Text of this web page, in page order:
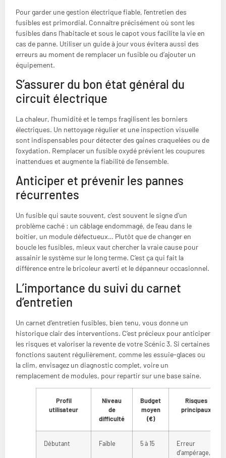
Pour garder une gestion électrique fiable, l’entretien des
fusibles est primordial. Connaître précisément où sont les
fusibles dans l’habitacle et sous le capot vous facilite la vie en
cas de panne. Utiliser un guide à jour vous évitera aussi des
erreurs au moment de remplacer un fusible ou d’ajouter un
équipement.
S’assurer du bon état général du
circuit électrique
La chaleur, l’humidité et le temps fragilisent les borniers
électriques. Un nettoyage régulier et une inspection visuelle
sont indispensables pour détecter des gaines craquelées ou de
l’oxydation. Remplacer un fusible oxydé prévient les coupures
inattendues et augmente la fiabilité de l’ensemble.
Anticiper et prévenir les pannes
récurrentes
Un fusible qui saute souvent, c’est souvent le signe d’un
problème caché : un câblage endommagé, de l’eau dans le
boîtier, un module défectueux… Plutôt que de changer en
boucle les fusibles, mieux vaut chercher la vraie cause pour
assainir le système sur le long terme. C’est ça qui fait la
différence entre le bricoleur averti et le dépanneur occasionnel.
L’importance du suivi du carnet
d’entretien
Un carnet d’entretien fusibles, bien tenu, vous donne un
historique clair des interventions. C’est précieux pour anticiper
les risques et valoriser la revente de votre Scénic 3. Si certaines
fonctions sautent régulièrement, comme les essuie-glaces ou
la clim, envisagez un diagnostic complet, voire un
remplacement de modules, pour repartir sur une base saine.
Profil
utilisateur
Niveau
de
difficulté
Budget
moyen
(€)
Risques
principaux
Débutant Faible 5 à 15
Erreur
d’ampérage,